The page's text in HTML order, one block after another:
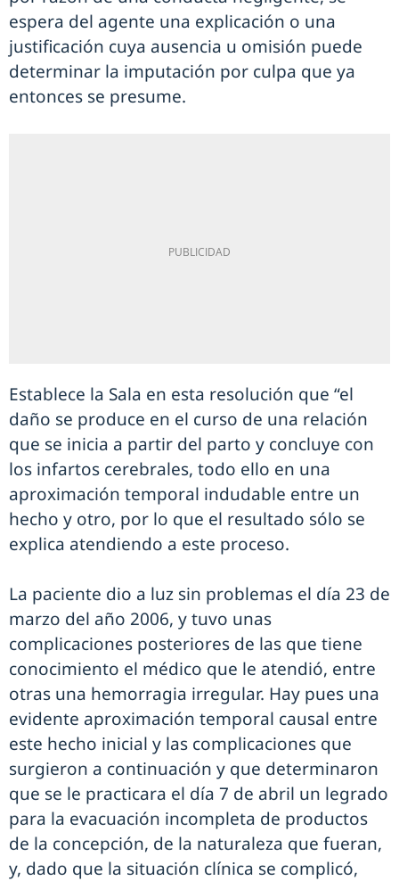
espera del agente una explicación o una
justificación cuya ausencia u omisión puede
determinar la imputación por culpa que ya
entonces se presume.
Establece la Sala en esta resolución que “el
daño se produce en el curso de una relación
que se inicia a partir del parto y concluye con
los infartos cerebrales, todo ello en una
aproximación temporal indudable entre un
hecho y otro, por lo que el resultado sólo se
explica atendiendo a este proceso.
La paciente dio a luz sin problemas el día 23 de
marzo del año 2006, y tuvo unas
complicaciones posteriores de las que tiene
conocimiento el médico que le atendió, entre
otras una hemorragia irregular. Hay pues una
evidente aproximación temporal causal entre
este hecho inicial y las complicaciones que
surgieron a continuación y que determinaron
que se le practicara el día 7 de abril un legrado
para la evacuación incompleta de productos
de la concepción, de la naturaleza que fueran,
y, dado que la situación clínica se complicó,